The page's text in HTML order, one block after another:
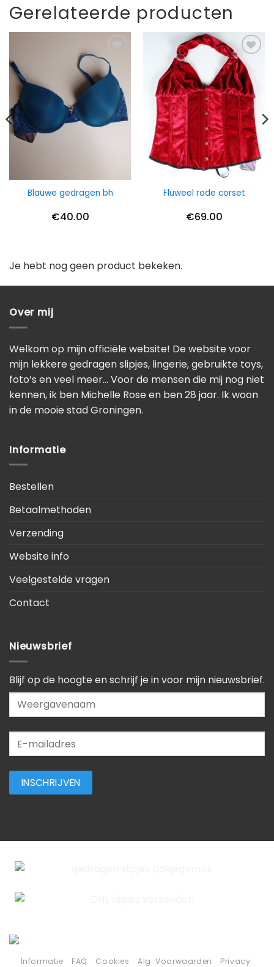
Gerelateerde producten
Blauwe gedragen bh
€40.00
Fluweel rode corset
€69.00
Je hebt nog geen product bekeken.
Over mij
Welkom op mijn officiële website! De website voor
mijn lekkere gedragen slipjes, lingerie, gebruikte toys,
foto’s en veel meer… Voor de mensen die mij nog niet
kennen, ik ben Michelle Rose en ben 28 jaar. Ik woon
in de mooie stad Groningen.
Informatie
Bestellen
Betaalmethoden
Verzending
Website info
Veelgestelde vragen
Contact
Nieuwsbrief
Blijf op de hoogte en schrijf je in voor mijn nieuwsbrief.
Informatie FAQ Cookies Alg. Voorwaarden
Privacy